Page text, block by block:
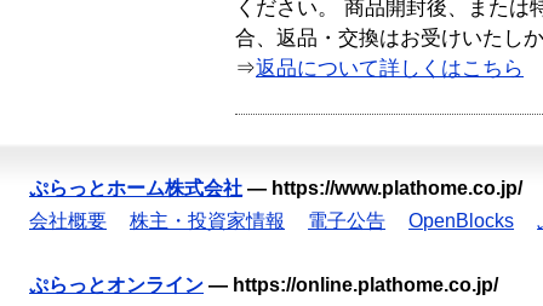
ください。 商品開封後、または
合、返品・交換はお受けいたし
⇒返品について詳しくはこちら
ぷらっとホーム株式会社 — https://www.plathome.co.jp/
会社概要
株主・投資家情報 電子公告 OpenBlocks
ぷらっとオンライン — https://online.plathome.co.jp/